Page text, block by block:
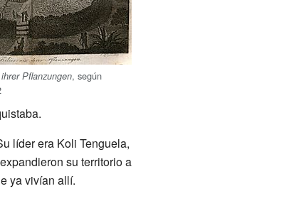
Pflanzungen, según
líder era Koli Tenguela,
su territorio a
ya vivían allí.